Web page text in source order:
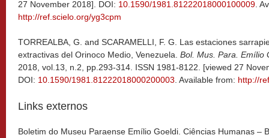
27 November 2018]. DOI: 10.1590/1981.81222018000100009 .
http://ref.scielo.org/yg3cpm
TORREALBA, G. and SCARAMELLI, F. G.
Las estaciones
extractivas del Orinoco Medio, Venezuela. Bol. Mus. Para. Emílio
2018, vol.13, n.2, pp.293-314. ISSN 1981-8122. [viewed 27
DOI: 10.1590/1981.81222018000200003 . Available from: http://
Links externos
Boletim do Museu Paraense Emílio Goeldi. Ciências Humanas –